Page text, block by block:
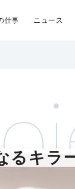
仕事 ニュース
るキラ